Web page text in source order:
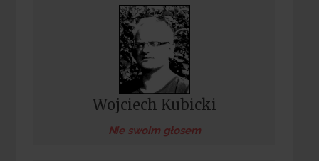
Wojciech Kubicki
Nie swoim głosem